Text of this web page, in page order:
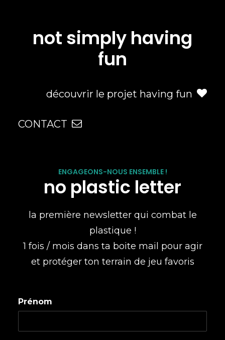
not simply having
fun
découvrir le projet having fun
CONTACT
ENGAGEONS-NOUS ENSEMBLE !
no plastic letter
la première newsletter qui combat le
plastique !
1 fois / mois dans ta boite mail pour agir
et protéger ton terrain de jeu favoris
Prénom